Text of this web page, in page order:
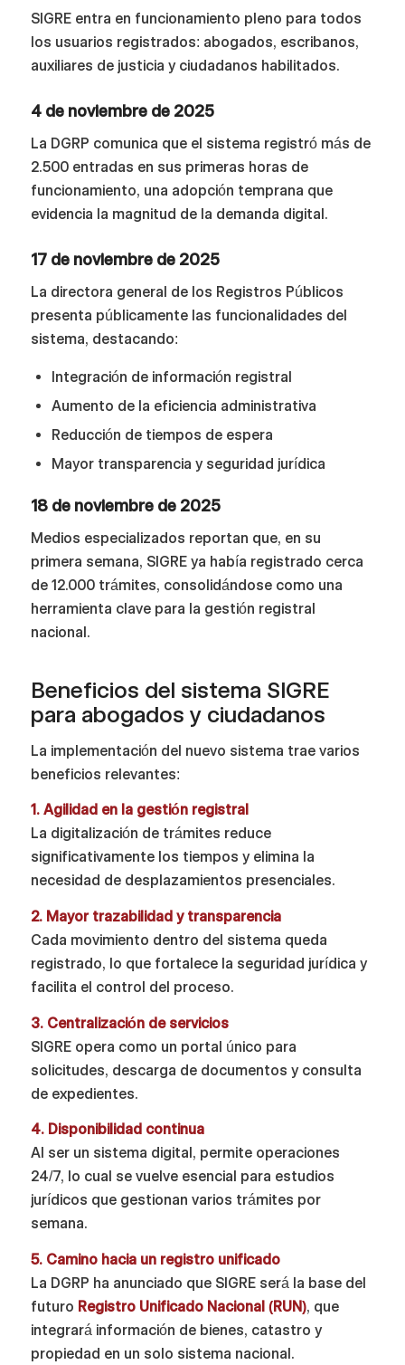
SIGRE entra en funcionamiento pleno para todos
los usuarios registrados: abogados, escribanos,
auxiliares de justicia y ciudadanos habilitados.
4 de noviembre de 2025
La DGRP comunica que el sistema registró más de
2.500 entradas en sus primeras horas de
funcionamiento, una adopción temprana que
evidencia la magnitud de la demanda digital.
17 de noviembre de 2025
La directora general de los Registros Públicos
presenta públicamente las funcionalidades del
sistema, destacando:
Integración de información registral
Aumento de la eficiencia administrativa
Reducción de tiempos de espera
Mayor transparencia y seguridad jurídica
18 de noviembre de 2025
Medios especializados reportan que, en su
primera semana, SIGRE ya había registrado cerca
de 12.000 trámites, consolidándose como una
herramienta clave para la gestión registral
nacional.
Beneficios del sistema SIGRE
para abogados y ciudadanos
La implementación del nuevo sistema trae varios
beneficios relevantes:
1. Agilidad en la gestión registral
La digitalización de trámites reduce
significativamente los tiempos y elimina la
necesidad de desplazamientos presenciales.
2. Mayor trazabilidad y transparencia
Cada movimiento dentro del sistema queda
registrado, lo que fortalece la seguridad jurídica y
facilita el control del proceso.
3. Centralización de servicios
SIGRE opera como un portal único para
solicitudes, descarga de documentos y consulta
de expedientes.
4. Disponibilidad continua
Al ser un sistema digital, permite operaciones
24/7, lo cual se vuelve esencial para estudios
jurídicos que gestionan varios trámites por
semana.
5. Camino hacia un registro unificado
La DGRP ha anunciado que SIGRE será la base del
futuro Registro Unificado Nacional (RUN), que
integrará información de bienes, catastro y
propiedad en un solo sistema nacional.